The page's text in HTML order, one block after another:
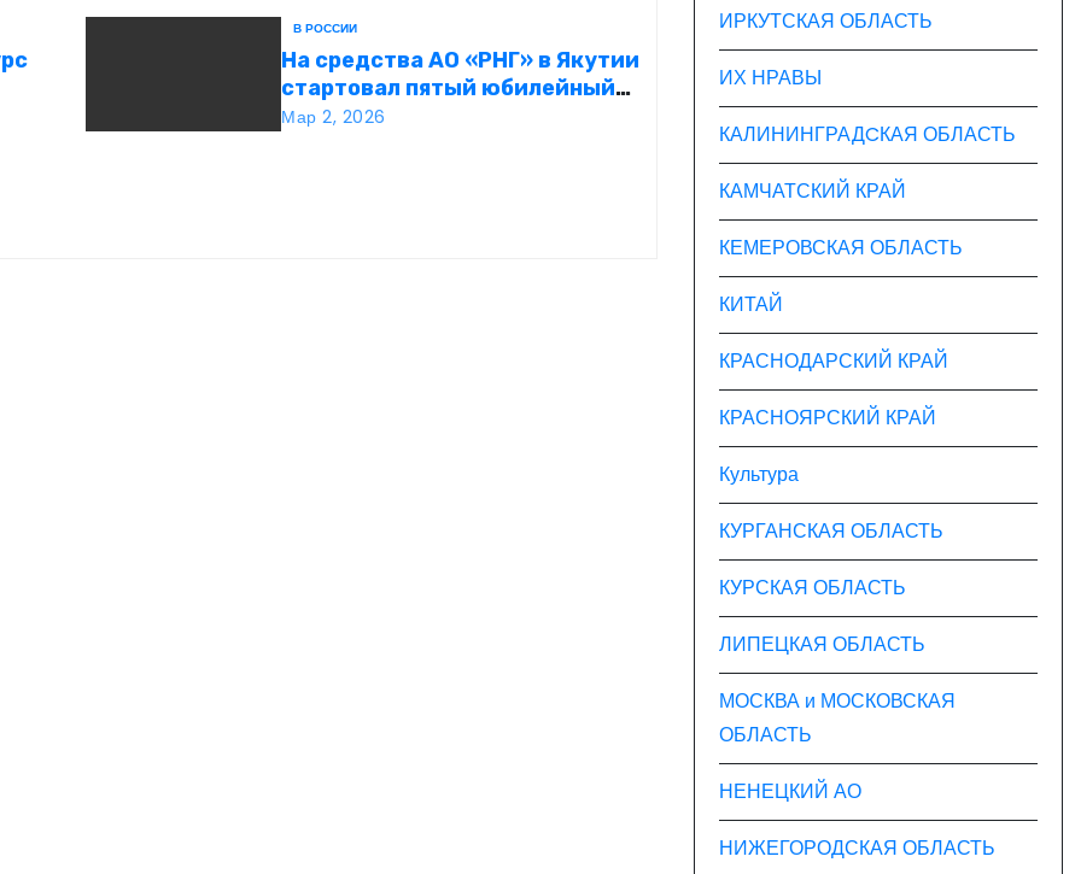
В РОССИИ
На средства АО «РНГ» в Якутии
стартовал пятый юбилейный
конкурс в сфере образования
Мар 2, 2026
ИРКУТСКАЯ ОБЛАСТЬ
ИХ НРАВЫ
КАЛИНИНГРАДCКАЯ ОБЛАСТЬ
КАМЧАТСКИЙ КРАЙ
КЕМЕРОВСКАЯ ОБЛАСТЬ
КИТАЙ
КРАСНОДАРСКИЙ КРАЙ
КРАСНОЯРСКИЙ КРАЙ
Культура
КУРГАНСКАЯ ОБЛАСТЬ
КУРСКАЯ ОБЛАСТЬ
ЛИПЕЦКАЯ ОБЛАСТЬ
МОСКВА и МОСКОВСКАЯ
ОБЛАСТЬ
НЕНЕЦКИЙ АО
НИЖЕГОРОДСКАЯ ОБЛАСТЬ